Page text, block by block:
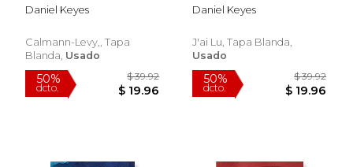
Daniel Keyes
Calmann-Levy,, Tapa
Blanda, Usado
Daniel Keyes
J'ai Lu, Tapa Blanda,
Usado